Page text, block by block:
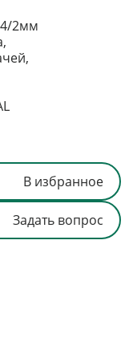
2мм
В избранное
Задать вопрос